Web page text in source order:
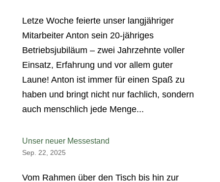
Letze Woche feierte unser langjähriger
Mitarbeiter Anton sein 20-jähriges
Betriebsjubiläum – zwei Jahrzehnte voller
Einsatz, Erfahrung und vor allem guter
Laune! Anton ist immer für einen Spaß zu
haben und bringt nicht nur fachlich, sondern
auch menschlich jede Menge...
Unser neuer Messestand
Sep. 22, 2025
Vom Rahmen über den Tisch bis hin zur